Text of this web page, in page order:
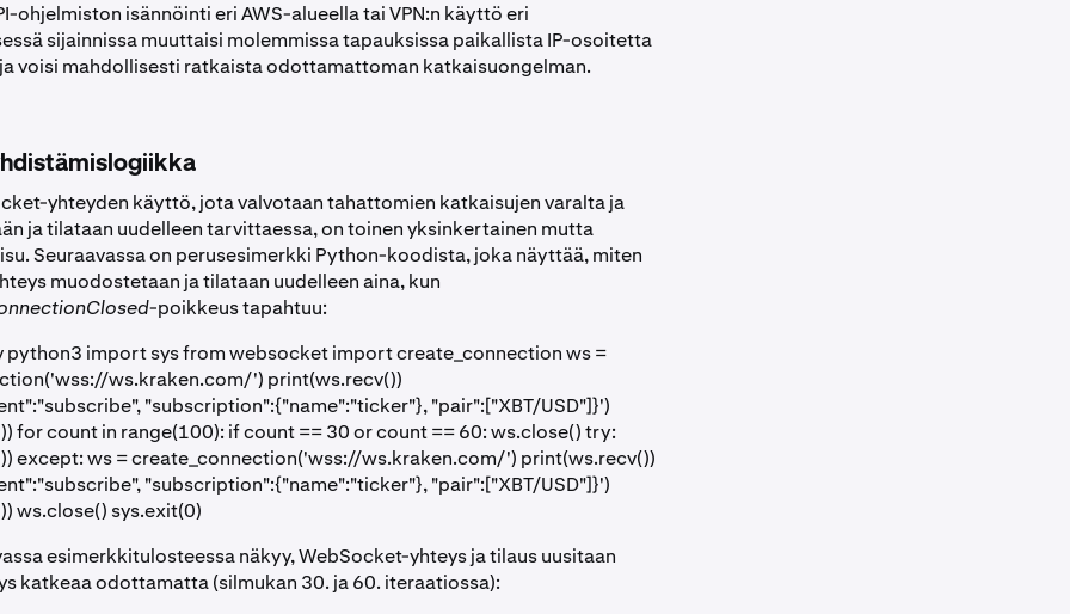
ohjelmiston isännöinti eri AWS-alueella tai VPN:n käyttö eri
sijainnissa muuttaisi molemmissa tapauksissa paikallista IP-osoitetta
voisi mahdollisesti ratkaista odottamattoman katkaisuongelman.
yhteyden käyttö, jota valvotaan tahattomien katkaisujen varalta ja
ja tilataan uudelleen tarvittaessa, on toinen yksinkertainen mutta
Seuraavassa on perusesimerkki Python-koodista, joka näyttää, miten
muodostetaan ja tilataan uudelleen aina, kun
-poikkeus tapahtuu:
import sys from websocket import create_connection ws =
ws.kraken.com/') print(ws.recv())
"subscription":{"name":"ticker"}, "pair":["XBT/USD"]}')
for count in range(100): if count == 30 or count == 60: ws.close() try:
except: ws = create_connection('wss://ws.kraken.com/') print(ws.recv())
"subscription":{"name":"ticker"}, "pair":["XBT/USD"]}')
ws.close() sys.exit(0)
esimerkkitulosteessa näkyy, WebSocket-yhteys ja tilaus uusitaan
katkeaa odottamatta (silmukan 30. ja 60. iteraatiossa):